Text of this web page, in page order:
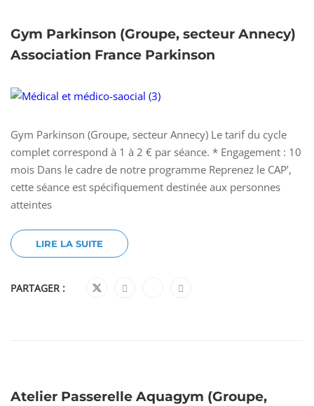
Gym Parkinson (Groupe, secteur Annecy)
Association France Parkinson
Gym Parkinson (Groupe, secteur Annecy) Le tarif du cycle
complet correspond à 1 à 2 € par séance. * Engagement : 10
mois Dans le cadre de notre programme Reprenez le CAP’,
cette séance est spécifiquement destinée aux personnes
atteintes
LIRE LA SUITE
PARTAGER :
Atelier Passerelle Aquagym (Groupe,